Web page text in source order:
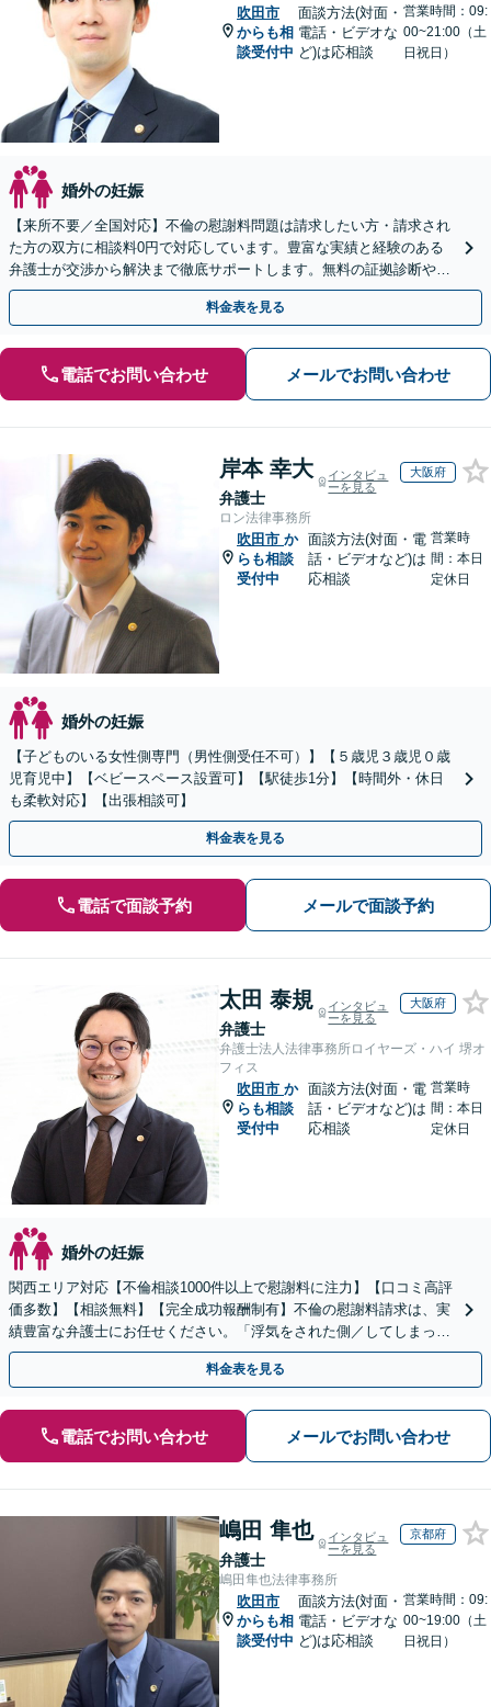
吹田市
からも相
談受付中
面談方法(対面・
電話・ビデオな
ど)は応相談
営業時間：09:
00~21:00（土
日祝日）
婚外の妊娠
【来所不要／全国対応】不倫の慰謝料問題は請求したい方・請求され
た方の双方に相談料0円で対応しています。豊富な実績と経験のある
弁護士が交渉から解決まで徹底サポートします。無料の証拠診断や着
手金の返還保証もありますので安心してご相談ください。
料金表を見る
電話でお問い合わせ メールでお問い合わせ
岸本 幸大
弁護士
インタビュ
ーを見る
大阪府
ロン法律事務所
吹田市 か
らも相談
受付中
面談方法(対面・電
話・ビデオなど)は
応相談
営業時
間：本日
定休日
婚外の妊娠
【子どものいる女性側専門（男性側受任不可）】【５歳児３歳児０歳
児育児中】【ベビースペース設置可】【駅徒歩1分】【時間外・休日
も柔軟対応】【出張相談可】
料金表を見る
電話で面談予約 メールで面談予約
太田 泰規
弁護士
インタビュ
ーを見る
大阪府
弁護士法人法律事務所ロイヤーズ・ハイ 堺オ
フィス
吹田市 か
らも相談
受付中
面談方法(対面・電
話・ビデオなど)は
応相談
営業時
間：本日
定休日
婚外の妊娠
関西エリア対応【不倫相談1000件以上で慰謝料に注力】【口コミ高評
価多数】【相談無料】【完全成功報酬制有】不倫の慰謝料請求は、実
績豊富な弁護士にお任せください。「浮気をされた側／してしまった
側両方対応」人情派弁護士！
料金表を見る
電話でお問い合わせ メールでお問い合わせ
嶋田 隼也
弁護士
インタビュ
ーを見る
京都府
嶋田隼也法律事務所
吹田市
からも相
談受付中
面談方法(対面・
電話・ビデオな
ど)は応相談
営業時間：09:
00~19:00（土
日祝日）